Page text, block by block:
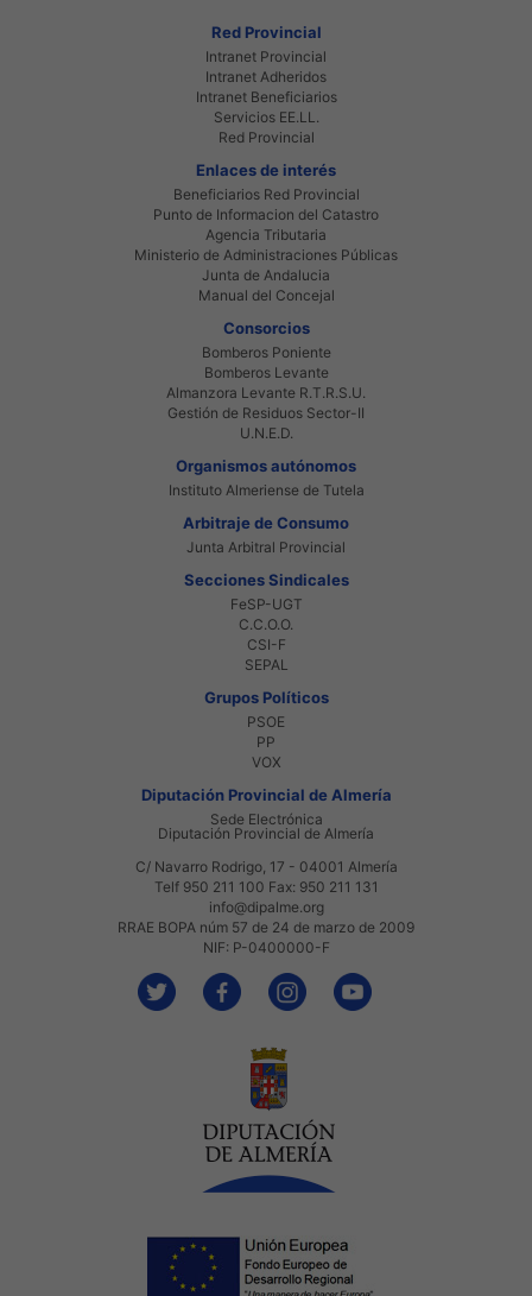
Red Provincial
Intranet Provincial
Intranet Adheridos
Intranet Beneficiarios
Servicios EE.LL.
Red Provincial
Enlaces de interés
Beneficiarios Red Provincial
Punto de Informacion del Catastro
Agencia Tributaria
Ministerio de Administraciones Públicas
Junta de Andalucia
Manual del Concejal
Consorcios
Bomberos Poniente
Bomberos Levante
Almanzora Levante R.T.R.S.U.
Gestión de Residuos Sector-II
U.N.E.D.
Organismos autónomos
Instituto Almeriense de Tutela
Arbitraje de Consumo
Junta Arbitral Provincial
Secciones Sindicales
FeSP-UGT
C.C.O.O.
CSI-F
SEPAL
Grupos Políticos
PSOE
PP
VOX
Diputación Provincial de Almería
Sede Electrónica
Diputación Provincial de Almería
C/ Navarro Rodrigo, 17 - 04001 Almería
Telf 950 211 100 Fax: 950 211 131
info@dipalme.org
RRAE BOPA núm 57 de 24 de marzo de 2009
NIF: P-0400000-F